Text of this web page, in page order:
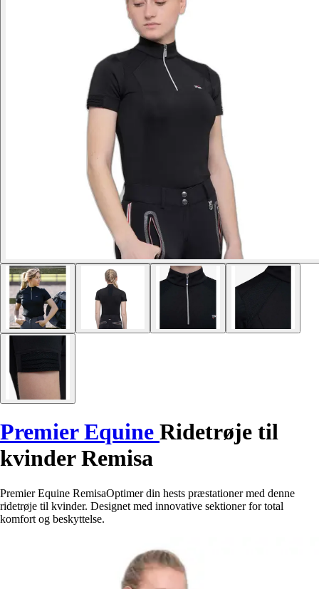
Premier Equine Ridetrøje til
kvinder Remisa
Premier Equine RemisaOptimer din hests præstationer med denne
ridetrøje til kvinder. Designet med innovative sektioner for total
komfort og beskyttelse.